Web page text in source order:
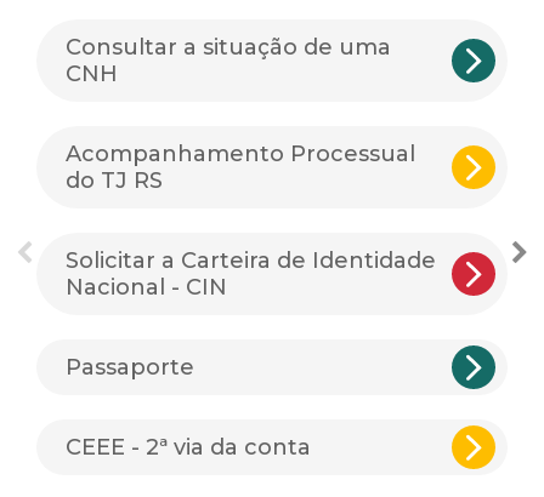
Consultar a situação de uma
CNH
Acompanhamento Processual
do TJ RS
Solicitar a Carteira de Identidade
Nacional - CIN
Passaporte
CEEE - 2ª via da conta